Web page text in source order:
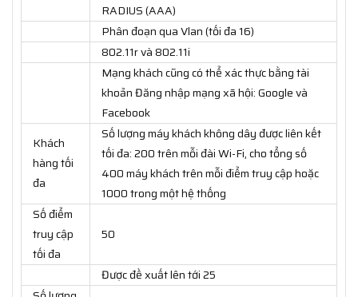
RADIUS (AAA)
Phân đoạn qua Vlan (tối đa 16)
802.11r và 802.11i
Mạng khách cũng có thể xác thực bằng tài
khoản Đăng nhập mạng xã hội: Google và
Facebook
Khách
hàng tối
đa
Số lượng máy khách không dây được liên kết
tối đa: 200 trên mỗi đài Wi-Fi, cho tổng số
400 máy khách trên mỗi điểm truy cập hoặc
1000 trong một hệ thống
Số điểm
truy cập
tối đa
50
Được đề xuất lên tới 25